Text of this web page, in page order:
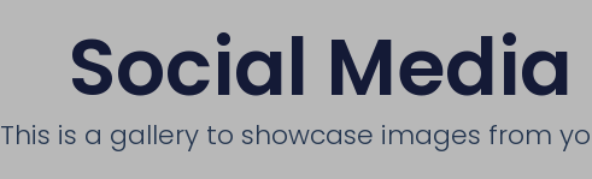
Social Media
This is a gallery to showcase images from